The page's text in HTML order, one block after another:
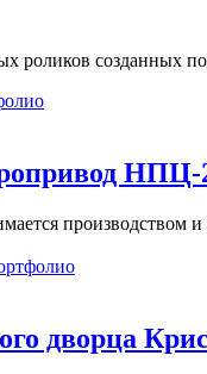
роликов созданных
НПЦ-
дворца